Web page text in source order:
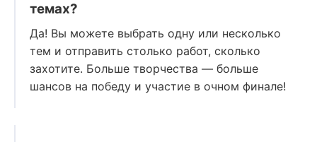
темах?
Да! Вы можете выбрать одну или несколько
тем и отправить столько работ, сколько
захотите. Больше творчества — больше
шансов на победу и участие в очном финале!